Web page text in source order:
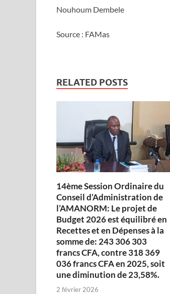
Nouhoum Dembele
Source : FAMas
RELATED POSTS
14ème Session Ordinaire du
Conseil d’Administration de
l’AMANORM: Le projet de
Budget 2026 est équilibré en
Recettes et en Dépenses à la
somme de: 243 306 303
francs CFA, contre 318 369
036 francs CFA en 2025, soit
une diminution de 23,58%.
2 février 2026